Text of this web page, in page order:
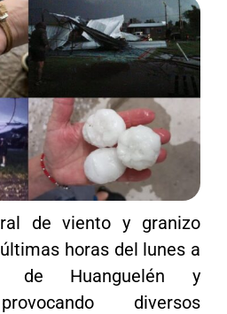
de viento y granizo
horas del lunes a
de Huanguelén y
diversos